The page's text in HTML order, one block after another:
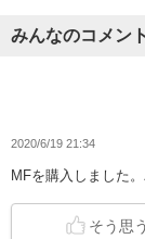
みんなのコメント
2020/6/19 21:34
MFを購入しました
そう思